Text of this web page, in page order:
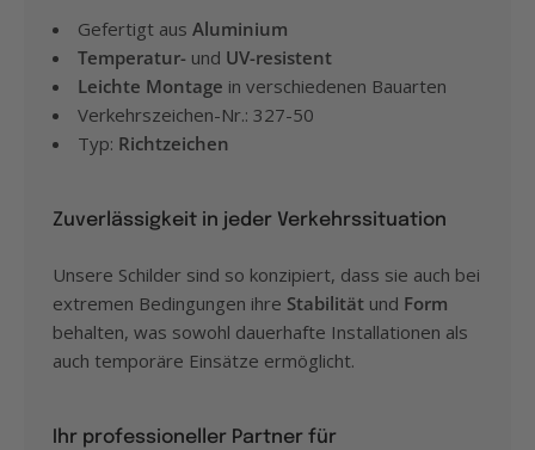
Gefertigt aus Aluminium
Temperatur- und UV-resistent
Leichte Montage in verschiedenen Bauarten
Verkehrszeichen-Nr.: 327-50
Typ: Richtzeichen
Zuverlässigkeit in jeder Verkehrssituation
Unsere Schilder sind so konzipiert, dass sie auch bei
extremen Bedingungen ihre Stabilität und Form
behalten, was sowohl dauerhafte Installationen als
auch temporäre Einsätze ermöglicht.
Ihr professioneller Partner für